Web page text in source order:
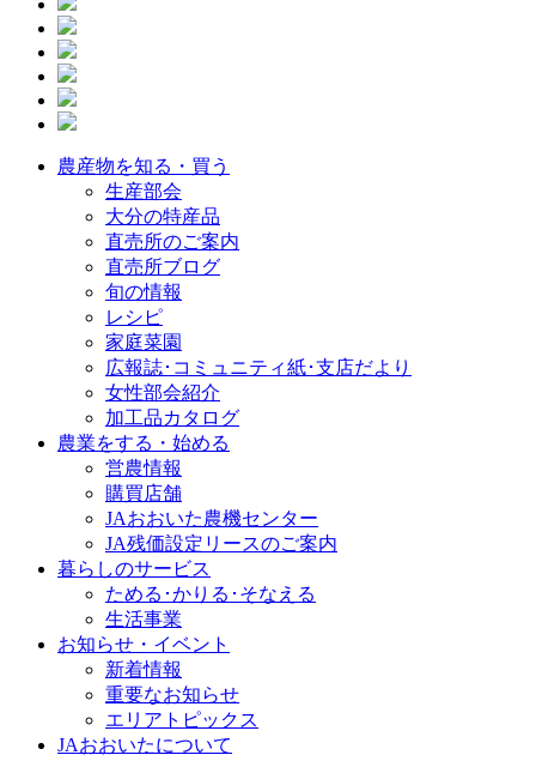
農産物を知る・買う
生産部会
大分の特産品
直売所のご案内
直売所ブログ
旬の情報
レシピ
家庭菜園
広報誌･コミュニティ紙･支店だより
女性部会紹介
加工品カタログ
農業をする・始める
営農情報
購買店舗
JAおおいた農機センター
JA残価設定リースのご案内
暮らしのサービス
ためる･かりる･そなえる
生活事業
お知らせ・イベント
新着情報
重要なお知らせ
エリアトピックス
JAおおいたについて